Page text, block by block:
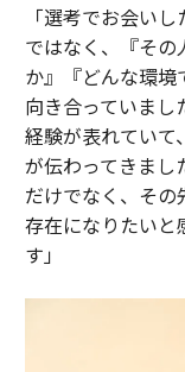
「選考でお会い
ではなく、『そ
か』『どんな環
向き合っていま
経験が表れていて
が伝わってきまし
だけでなく、その
存在になりたいと
す」